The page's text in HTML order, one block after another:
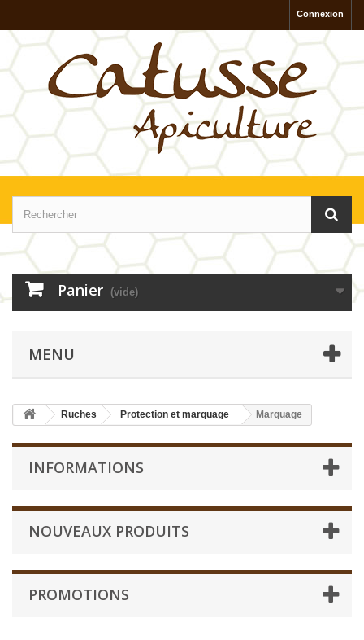
Connexion
Panier (vide)
MENU
Ruches Protection et marquage Marquage
INFORMATIONS
NOUVEAUX PRODUITS
PROMOTIONS